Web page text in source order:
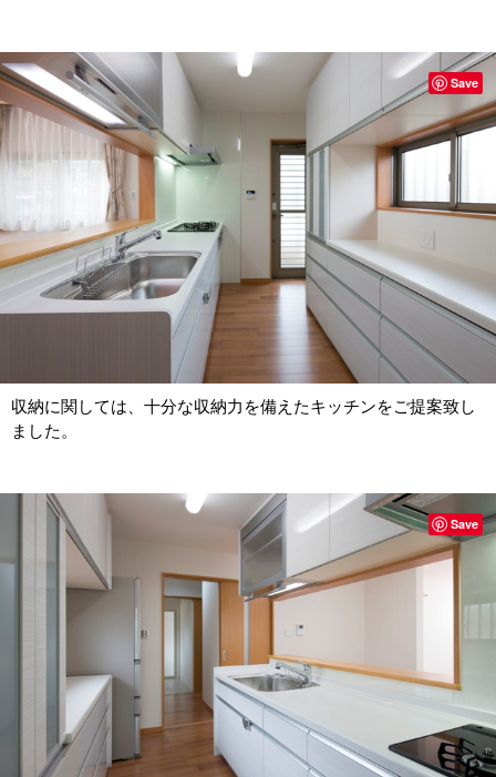
収納に関しては、十分な収納力を備えたキッチンをご提案致し
ました。
Save
Save